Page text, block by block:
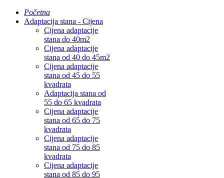
Početna
Adaptacija stana - Cijena
Cijena adaptacije
stana do 40m2
Cijena adaptacije
stana od 40 do 45m2
Cijena adaptacije
stana od 45 do 55
kvadrata
Adaptacija stana od
55 do 65 kvadrata
Cijena adaptacije
stana od 65 do 75
kvadrata
Cijena adaptacije
stana od 75 do 85
kvadrata
Cijena adaptacije
stana od 85 do 95